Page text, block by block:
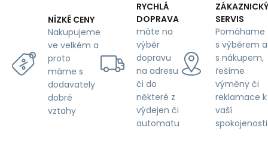
NÍZKÉ CENY
Nakupujeme
ve velkém a
proto
máme s
dodavately
dobré
vztahy
RYCHLÁ
DOPRAVA
máte na
výběr
dopravu
na adresu
či do
některé z
výdejen či
automatu
ZÁKAZNICKÝ
SERVIS
Pomáhame
s výběrem a
s nákupem,
řešíme
výměny či
reklamace k
vaší
spokojenosti